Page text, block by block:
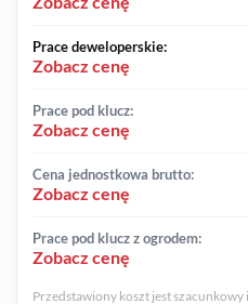
Prace deweloperskie:
Zobacz cenę
Prace pod klucz:
Zobacz cenę
Cena jednostkowa brutto:
Zobacz cenę
Prace pod klucz z ogrodem:
Zobacz cenę
Przedstawiony koszt jest